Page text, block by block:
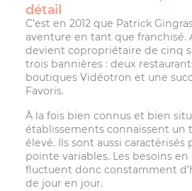
détail
C’est en 2012 que Patrick
aventure en tant que franchisé.
devient copropriétaire de cinq
trois bannières : deux
boutiques Vidéotron et une
Favoris.
À la fois bien connus et bien
établissements connaissent un
élevé. Ils sont aussi caractérisés
pointe variables. Les besoins en
fluctuent donc constamment
de jour en jour.